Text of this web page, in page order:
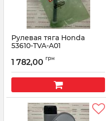
Рулевая тяга Honda
53610-TVA-A01
1 782,00 грн